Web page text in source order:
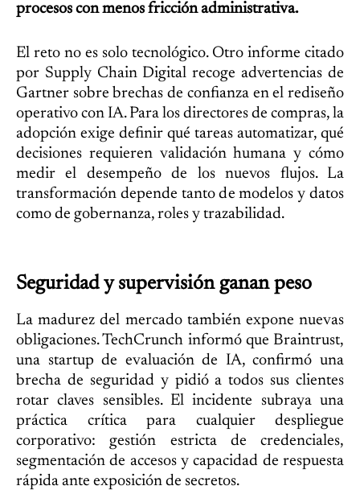
procesos con menos fricción administrativa.
El reto no es solo tecnológico. Otro informe citado
por Supply Chain Digital recoge advertencias de
Gartner sobre brechas de confianza en el rediseño
operativo con IA. Para los directores de compras, la
adopción exige definir qué tareas automatizar, qué
decisiones requieren validación humana y cómo
medir el desempeño de los nuevos flujos. La
transformación depende tanto de modelos y datos
como de gobernanza, roles y trazabilidad.
Seguridad y supervisión ganan peso
La madurez del mercado también expone nuevas
obligaciones. TechCrunch informó que Braintrust,
una startup de evaluación de IA, confirmó una
brecha de seguridad y pidió a todos sus clientes
rotar claves sensibles. El incidente subraya una
práctica crítica para cualquier despliegue
corporativo: gestión estricta de credenciales,
segmentación de accesos y capacidad de respuesta
rápida ante exposición de secretos.